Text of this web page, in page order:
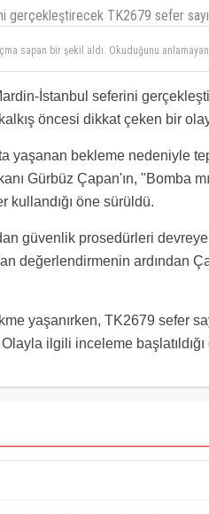
gerçekleştirecek TK2679 sefer
yani?
İstanbul seferini
öncesi dikkat çeken bir
yaşanan bekleme nedeniyle
Gürbüz Çapan'ın, "Bomba
kullandığı öne sürüldü.
güvenlik prosedürleri devreye
değerlendirmenin ardından
yaşanırken, TK2679 sefer
ilgili inceleme